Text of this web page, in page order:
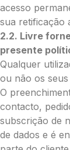
acesso
sua retificação
2.2. Livre
presente
Qualquer
ou não os seus
O
contacto,
subscrição de
de dados e é